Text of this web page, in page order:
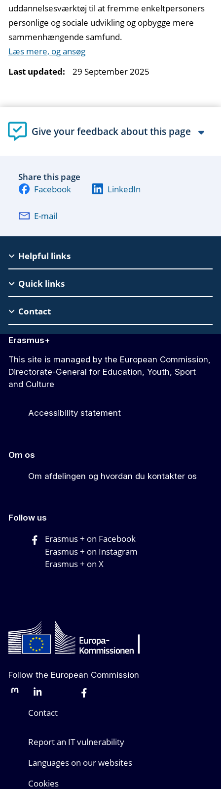
uddannelsesværktøj til at fremme enkeltpersoners
personlige og sociale udvikling og opbygge mere
sammenhængende samfund.
Læs mere, og ansøg
Last updated:
29 September 2025
Give your feedback about this page
Share this page
Facebook
LinkedIn
E-mail
EAC
Footer
Helpful links
Quick links
Contact
Erasmus+
This site is managed by the European Commission,
Directorate-General for Education, Youth, Sport
and Culture
Accessibility statement
Om os
Om afdelingen og hvordan du kontakter os
Follow us
Erasmus + on Facebook
Erasmus + on Instagram
Erasmus + on X
Follow the European Commission
MastodonLinkedInBlueskyFacebook
Contact
Report an IT vulnerability
Languages on our websites
Cookies